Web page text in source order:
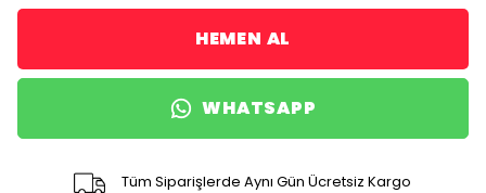
HEMEN AL
WHATSAPP
Tüm Siparişlerde Aynı Gün Ücretsiz Kargo